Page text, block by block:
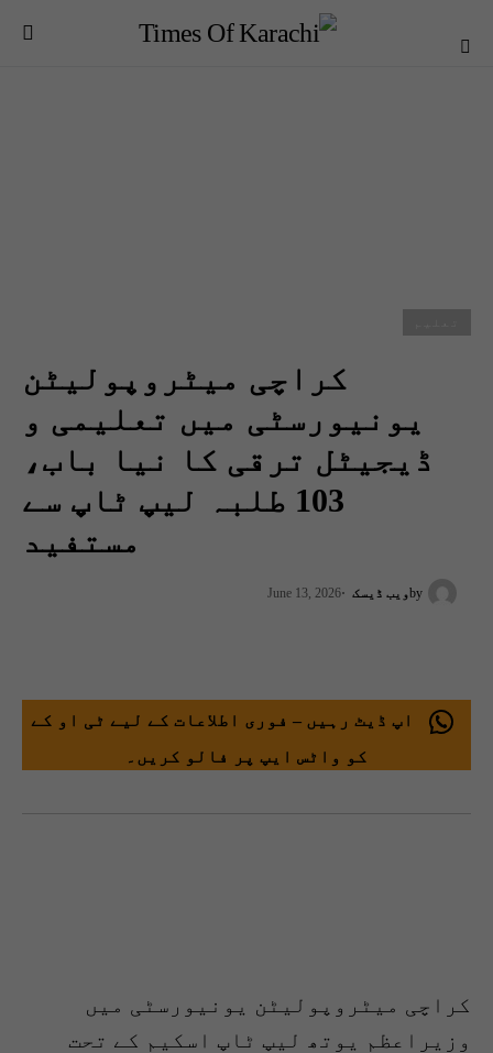
کراچی میٹروپولیٹن
یونیورسٹی میں تعلیمی و
ڈیجیٹل ترقی کا نیا باب،
103 طلبہ لیپ ٹاپ سے
مستفید
byویب ڈیسک June 13, 2026
اپ ڈیٹ رہیں – فوری اطلاعات کے لیے ٹی او کے
کو واٹس ایپ پر فالو کریں۔
کراچی میٹروپولیٹن یونیورسٹی میں
وزیراعظم یوتھ لیپ ٹاپ اسکیم کے تحت